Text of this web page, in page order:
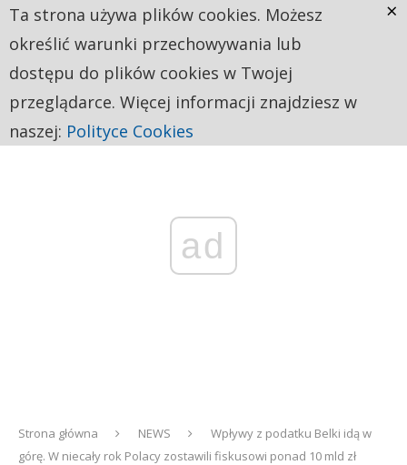
ad
Strona główna NEWS
Wpływy z podatku Belki idą w
górę. W niecały rok Polacy zostawili fiskusowi ponad 10 mld zł
Ta strona używa plików cookies. Możesz
określić warunki przechowywania lub
dostępu do plików cookies w Twojej
przeglądarce. Więcej informacji znajdziesz w
naszej: Polityce Cookies
×